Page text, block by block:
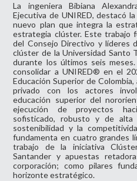
La ingeniera Bibiana
Ejecutiva de UNIRED, destacó
nuevo plan que integra la
estrategia clúster. Este trabajo
del Consejo Directivo y líderes
clúster de la Universidad Santo
durante los últimos seis
consolidar a UNIRED® en el
Educación Superior de
privado con los actores
educación superior del
ejecución de proyectos
sofisticado, robusto y de
sostenibilidad y la
fundamenta en cuatro grandes
trabajo de la iniciativa
Santander y apuestas
corporación; como pilares
horizonte estratégico.